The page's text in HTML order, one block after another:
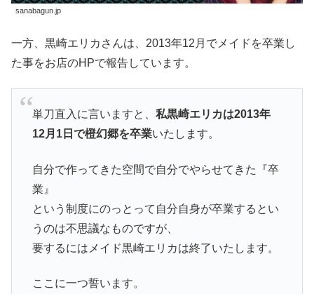
sanabagun.jp
一方、黒崎エリカさんは、2013年12月でメイドを卒業し
た事をお店のHPで報告しています。
単刀直入に言いますと、 私黒崎エリカは2013年
12月1日で橙幻郷を卒業いたします。
自分で作ってきた空間で自分でやらせてきた『卒
業』
という制度にのっとって自分自身が卒業するとい
うのは不思議なものですが、
要するにはメイド黒崎エリカは終了いたします。
ここに一つ誓います。